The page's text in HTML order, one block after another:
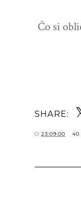
Čo si
SHARE:
O 23:09:00 40